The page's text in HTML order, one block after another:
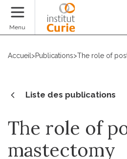
Menu
Accueil >Publications>The role of
Liste des publications
The role of
mastectomy